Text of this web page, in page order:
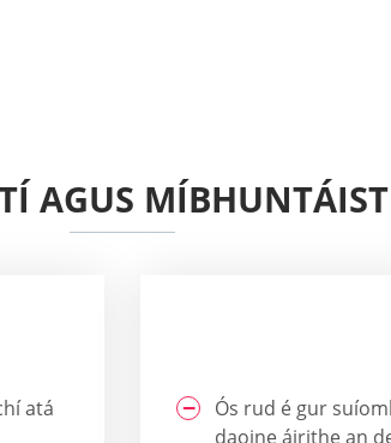
AGUS
atá
Ós rud é gur
daoine áirithe an